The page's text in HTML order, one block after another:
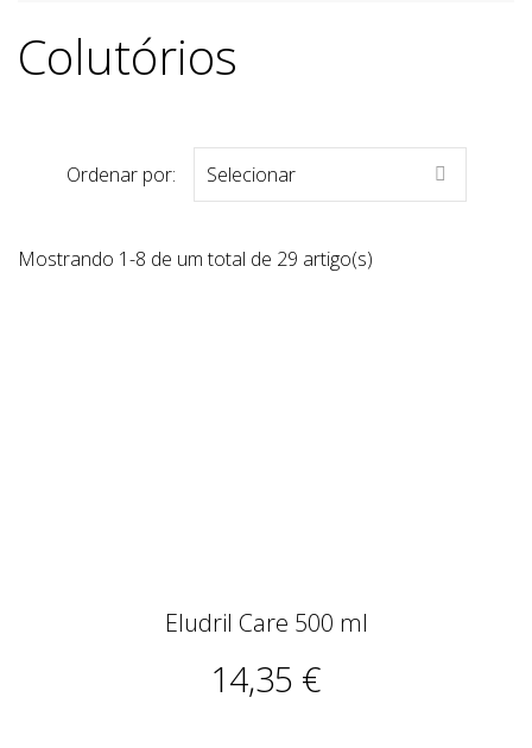
Colutórios
Ordenar por: Selecionar 
Mostrando 1-8 de um total de 29 artigo(s)
Eludril Care 500 ml
14,35 €